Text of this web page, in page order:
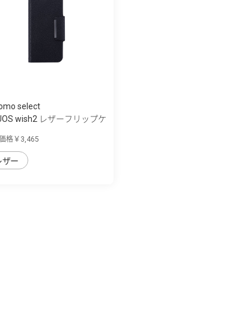
select
wish2 レザーフリップケ
格￥3,465
ザー